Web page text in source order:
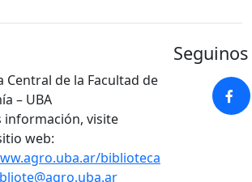
Central de la Facultad de
– UBA
información, visite
web:
biblioteca